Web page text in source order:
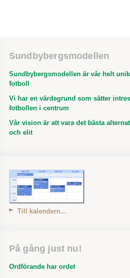
Sundbybergsmodellen
Sundbybergsmodellen är vår helt
fotboll
Vi har en värdegrund som sätter
fotbollen i centrum
Vår vision är att vara det bästa
och elit
Till kalendern...
På gång just nu!
Ordförande har ordet